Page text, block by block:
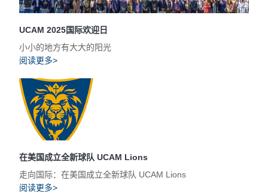
UCAM 2025国际欢迎日
小小的地方有大大的阳光
阅读更多>
在美国成立全新球队 UCAM Lions
走向国际：在美国成立全新球队 UCAM Lions
阅读更多>